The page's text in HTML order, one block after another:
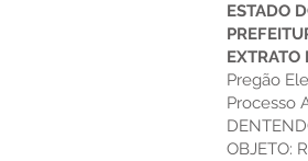
ESTADO
EXTRATO
Pregão
Processo
OBJETO: